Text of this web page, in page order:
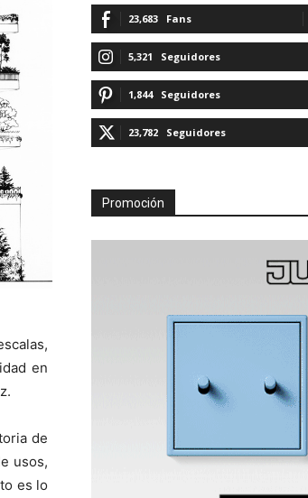
en
de
usos,
es lo
23,683 Fans
5,321 Seguidores
1,844 Seguidores
23,782 Seguidores
Promoción